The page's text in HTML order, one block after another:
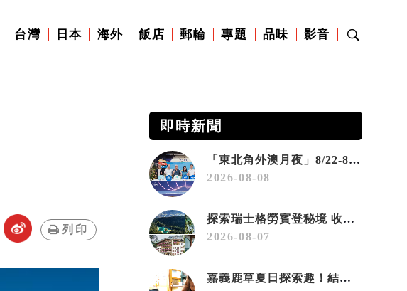
台灣 日本 海外 飯店 郵輪 專題 品味 影音
列印
即時新聞
「東北角外澳月夜」8/22-8/23浪漫登場 串聯五漁村、音樂、市集、火舞與慢旅共度夏夜
2026-08-08
探索瑞士格勞賓登秘境 收藏六種阿爾卑斯夏日療癒之旅
2026-08-07
嘉義鹿草夏日探索趣！結合科學、農場與自然的親子小旅行